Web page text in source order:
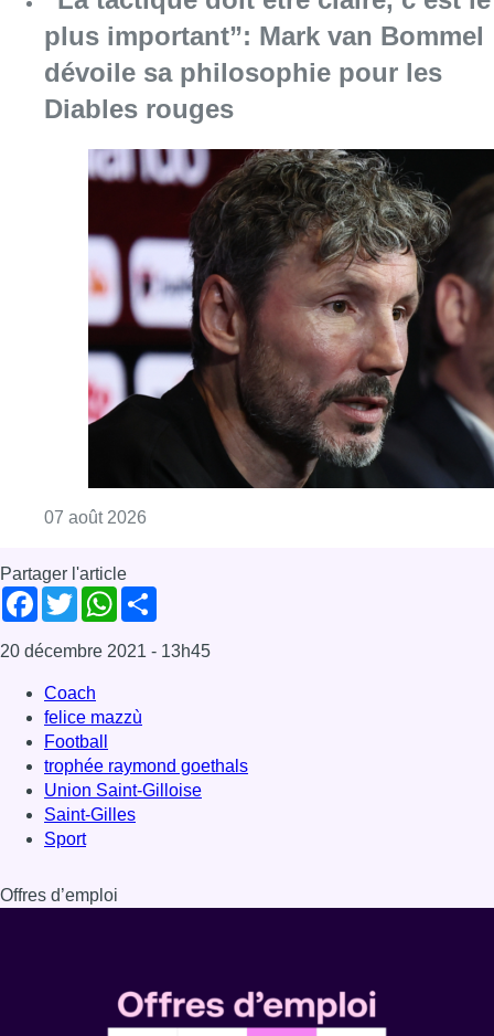
plus important”: Mark van Bommel
dévoile sa philosophie pour les
Diables rouges
07 août 2026
Partager l'article
Facebook
TwitterWhatsApp
20 décembre 2021 - 13h45
Coach
felice mazzù
Football
trophée raymond goethals
Union Saint-Gilloise
Saint-Gilles
Sport
Offres d’emploi